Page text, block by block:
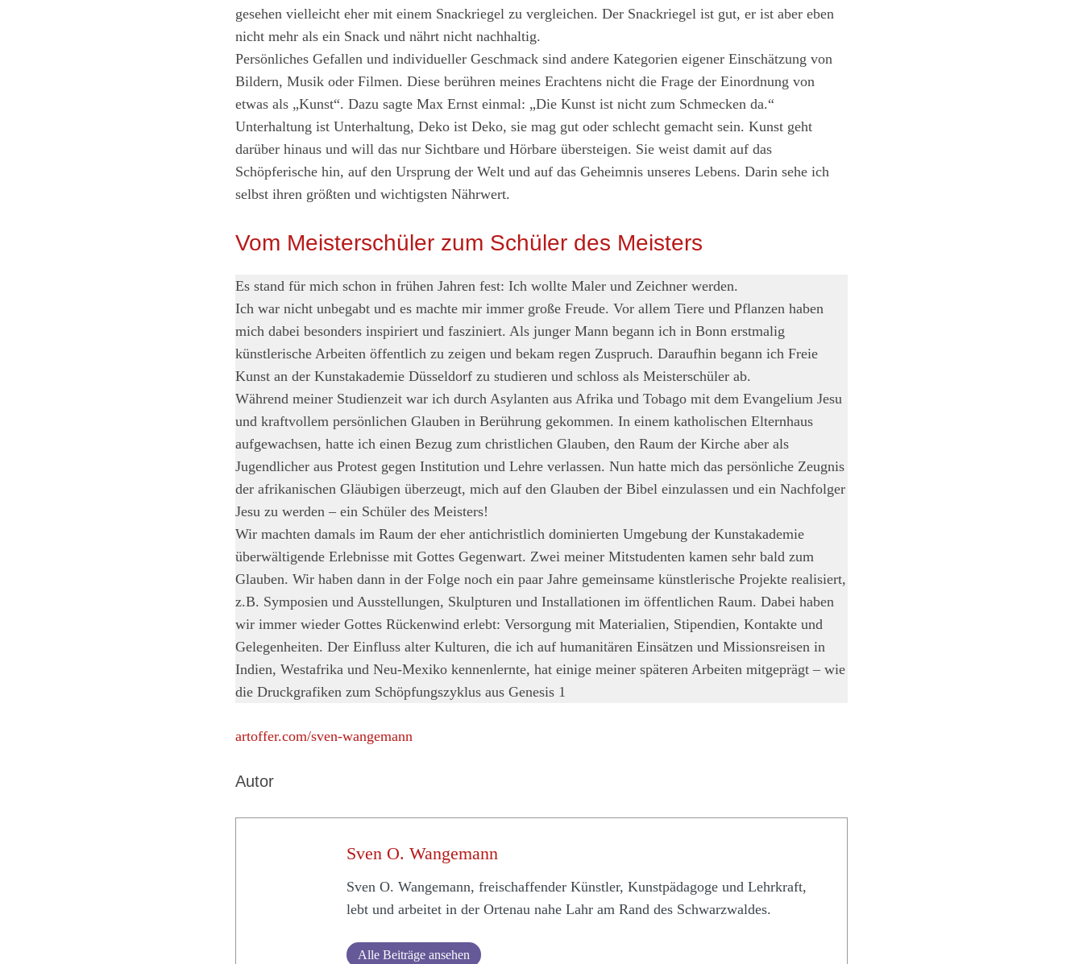
gesehen vielleicht eher mit einem Snackriegel zu vergleichen. Der Snackriegel ist gut, er ist aber eben
nicht mehr als ein Snack und nährt nicht nachhaltig.
Persönliches Gefallen und individueller Geschmack sind andere Kategorien eigener Einschätzung von
Bildern, Musik oder Filmen. Diese berühren meines Erachtens nicht die Frage der Einordnung von
etwas als „Kunst“. Dazu sagte Max Ernst einmal: „Die Kunst ist nicht zum Schmecken da.“
Unterhaltung ist Unterhaltung, Deko ist Deko, sie mag gut oder schlecht gemacht sein. Kunst geht
darüber hinaus und will das nur Sichtbare und Hörbare übersteigen. Sie weist damit auf das
Schöpferische hin, auf den Ursprung der Welt und auf das Geheimnis unseres Lebens. Darin sehe ich
selbst ihren größten und wichtigsten Nährwert.
Vom Meisterschüler zum Schüler des Meisters
Es stand für mich schon in frühen Jahren fest: Ich wollte Maler und Zeichner werden.
Ich war nicht unbegabt und es machte mir immer große Freude. Vor allem Tiere und Pflanzen haben
mich dabei besonders inspiriert und fasziniert. Als junger Mann begann ich in Bonn erstmalig
künstlerische Arbeiten öffentlich zu zeigen und bekam regen Zuspruch. Daraufhin begann ich Freie
Kunst an der Kunstakademie Düsseldorf zu studieren und schloss als Meisterschüler ab.
Während meiner Studienzeit war ich durch Asylanten aus Afrika und Tobago mit dem Evangelium Jesu
und kraftvollem persönlichen Glauben in Berührung gekommen. In einem katholischen Elternhaus
aufgewachsen, hatte ich einen Bezug zum christlichen Glauben, den Raum der Kirche aber als
Jugendlicher aus Protest gegen Institution und Lehre verlassen. Nun hatte mich das persönliche Zeugnis
der afrikanischen Gläubigen überzeugt, mich auf den Glauben der Bibel einzulassen und ein Nachfolger
Jesu zu werden – ein Schüler des Meisters!
Wir machten damals im Raum der eher antichristlich dominierten Umgebung der Kunstakademie
überwältigende Erlebnisse mit Gottes Gegenwart. Zwei meiner Mitstudenten kamen sehr bald zum
Glauben. Wir haben dann in der Folge noch ein paar Jahre gemeinsame künstlerische Projekte realisiert,
z.B. Symposien und Ausstellungen, Skulpturen und Installationen im öffentlichen Raum. Dabei haben
wir immer wieder Gottes Rückenwind erlebt: Versorgung mit Materialien, Stipendien, Kontakte und
Gelegenheiten. Der Einfluss alter Kulturen, die ich auf humanitären Einsätzen und Missionsreisen in
Indien, Westafrika und Neu-Mexiko kennenlernte, hat einige meiner späteren Arbeiten mitgeprägt – wie
die Druckgrafiken zum Schöpfungszyklus aus Genesis 1
artoffer.com/sven-wangemann
Autor
Sven O. Wangemann
Sven O. Wangemann, freischaffender Künstler, Kunstpädagoge und Lehrkraft,
lebt und arbeitet in der Ortenau nahe Lahr am Rand des Schwarzwaldes.
Alle Beiträge ansehen